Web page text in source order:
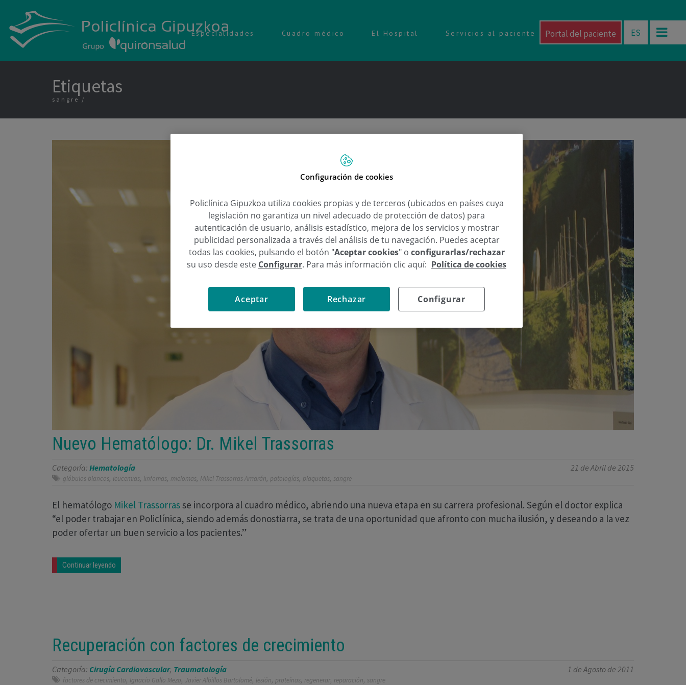
Especialidades Cuadro médico El Hospital Servicios al paciente Portal del paciente ES
Etiquetas
sangre
Nuevo Hematólogo: Dr. Mikel Trassorras
Categoría: Hematología 21 de Abril de 2015
glóbulos blancos, leucemias, linfomas, mielomas, Mikel Trassorras Arriarán, patologías, plaquetas, sangre
El hematólogo Mikel Trassorras se incorpora al cuadro médico, abrien­do una nueva etapa en su carrera profesional. Según el doctor explica
“el poder trabajar en Policlínica, siendo ade­más donostiarra, se trata de una oportu­nidad que afronto con mucha ilusión, y deseando a la vez
poder ofertar un buen servicio a los pacientes.”
Continuar leyendo
Recuperación con factores de crecimiento
Categoría: Cirugía Cardiovascular, Traumatología 1 de Agosto de 2011
factores de crecimiento, Ignacio Gallo Mezo, Javier Albillos Bartolomé, lesión, proteínas, regenerar, reparación, sangre
Configuración de cookies
Policlínica Gipuzkoa utiliza cookies propias y de terceros (ubicados en países cuya
legislación no garantiza un nivel adecuado de protección de datos) para
autenticación de usuario, análisis estadístico, mejora de los servicios y mostrar
publicidad personalizada a través del análisis de tu navegación. Puedes aceptar
todas las cookies, pulsando el botón "Aceptar cookies" o configurarlas/rechazar
su uso desde este Configurar. Para más información clic aquí: Política de cookies
Configurar
Rechazar
Aceptar